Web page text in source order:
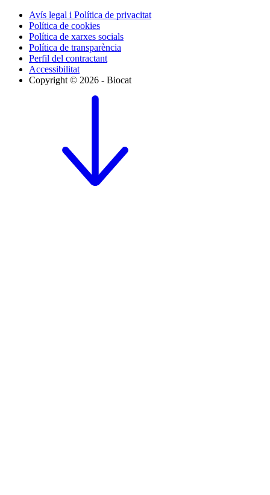
Avís legal i Política de privacitat
Política de cookies
Política de xarxes socials
Política de transparència
Perfil del contractant
Accessibilitat
Copyright © 2026 - Biocat